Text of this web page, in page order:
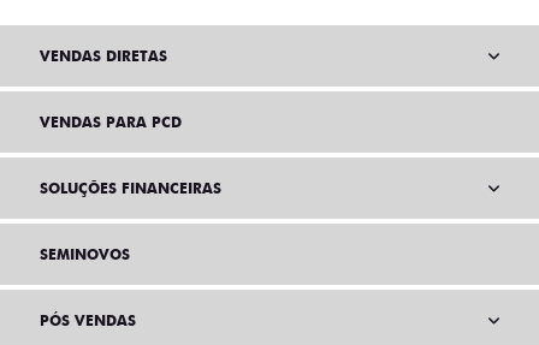
VENDAS DIRETAS
VENDAS PARA PCD
SOLUÇÕES FINANCEIRAS
SEMINOVOS
PÓS VENDAS